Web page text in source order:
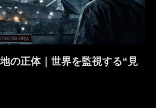
の正体｜世界を監視する“見